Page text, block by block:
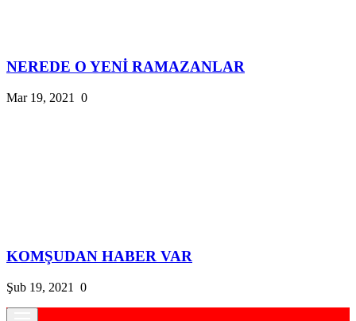
NEREDE O YENİ RAMAZANLAR
Mar 19, 2021 0
KOMŞUDAN HABER VAR
Şub 19, 2021 0